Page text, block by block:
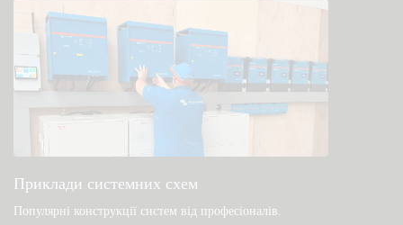
Приклади системних схем
Популярні конструкції систем від професіоналів.